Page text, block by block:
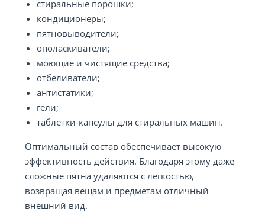
стиральные порошки;
кондиционеры;
пятновыводители;
ополаскиватели;
моющие и чистящие средства;
отбеливатели;
антистатики;
гели;
таблетки-капсулы для стиральных машин.
Оптимальный состав обеспечивает высокую
эффективность действия. Благодаря этому даже
сложные пятна удаляются с легкостью,
возвращая вещам и предметам отличный
внешний вид.